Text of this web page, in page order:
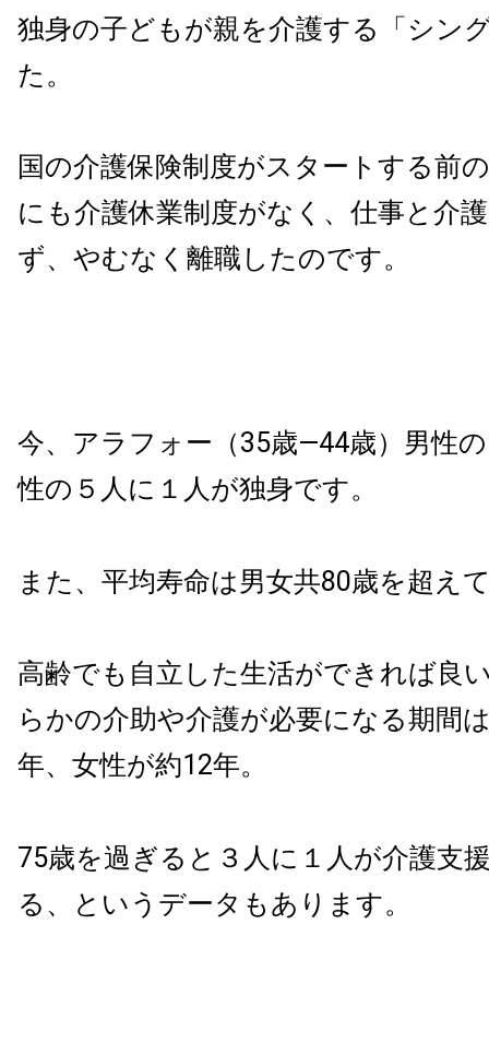
独身の子どもが親を介護する「シン
た。
国の介護保険制度がスタートする前
にも介護休業制度がなく、仕事と介
ず、やむなく離職したのです。
今、アラフォー（35歳―44歳）男性
性の５人に１人が独身です。
また、平均寿命は男女共80歳を超え
高齢でも自立した生活ができれば良
らかの介助や介護が必要になる期間
年、女性が約12年。
75歳を過ぎると３人に１人が介護支
る、というデータもあります。